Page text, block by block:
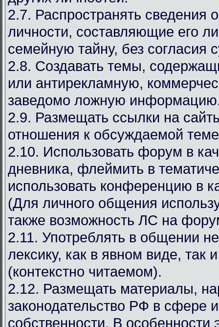
2.7. Распространять сведения
личности, составляющие его
семейную тайну, без согласия
2.8. Создавать темы,
или антирекламную,
заведомо ложную
2.9. Размещать ссылки на
отношения к обсуждаемой
2.10. Использовать форум в
дневника, флеймить в
использовать конференцию в
(Для личного общения
также возможность ЛС на
2.11. Употреблять в общении
лексику, как в явном виде, так
(контекстно читаемом).
2.12. Размещать материалы,
законодательство РФ в сфере
собственности. В особенности